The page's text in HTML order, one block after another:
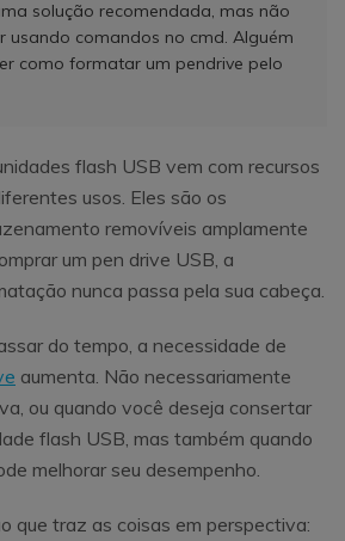
solução recomendada, mas não
usando comandos no cmd. Alguém
como formatar um pendrive pelo
flash USB vem com recursos
usos. Eles são os
removíveis amplamente
um pen drive USB, a
nunca passa pela sua cabeça.
do tempo, a necessidade de
aumenta. Não necessariamente
ou quando você deseja consertar
flash USB, mas também quando
melhorar seu desempenho.
que traz as coisas em perspectiva: